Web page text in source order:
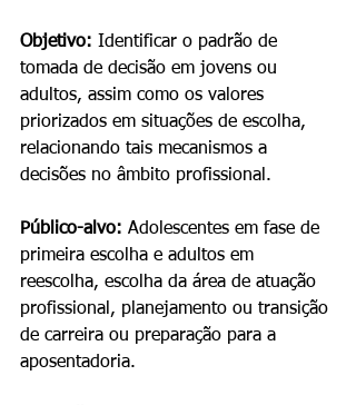
Objetivo: Identificar o padrão de
tomada de decisão em jovens ou
adultos, assim como os valores
priorizados em situações de escolha,
relacionando tais mecanismos a
decisões no âmbito profissional.
Público-alvo: Adolescentes em fase de
primeira escolha e adultos em
reescolha, escolha da área de atuação
profissional, planejamento ou transição
de carreira ou preparação para a
aposentadoria.